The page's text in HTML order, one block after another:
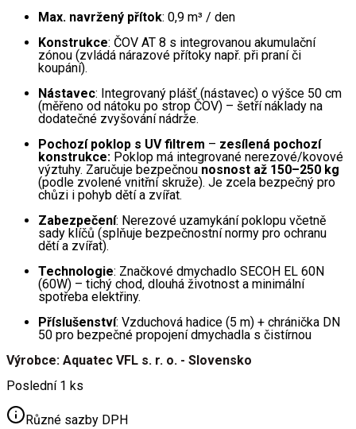
Max. navržený přítok: 0,9 m³ / den
Konstrukce: ČOV AT 8 s integrovanou akumulační
zónou (zvládá nárazové přítoky např. při praní či
koupání).
Nástavec: Integrovaný plášť (nástavec) o výšce 50 cm
(měřeno od nátoku po strop ČOV) – šetří náklady na
dodatečné zvyšování nádrže.
Pochozí poklop s UV filtrem – zesílená pochozí
konstrukce: Poklop má integrované nerezové/kovové
výztuhy. Zaručuje bezpečnou nosnost až 150–250 kg
(podle zvolené vnitřní skruže). Je zcela bezpečný pro
chůzi i pohyb dětí a zvířat.
Zabezpečení: Nerezové uzamykání poklopu včetně
sady klíčů (splňuje bezpečnostní normy pro ochranu
dětí a zvířat).
Technologie: Značkové dmychadlo SECOH EL 60N
(60W) – tichý chod, dlouhá životnost a minimální
spotřeba elektřiny.
Příslušenství: Vzduchová hadice (5 m) + chránička DN
50 pro bezpečné propojení dmychadla s čistírnou
Výrobce: Aquatec VFL s. r. o. - Slovensko
Poslední 1 ks
Různé sazby DPH